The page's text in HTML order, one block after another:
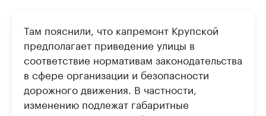
Там пояснили, что капремонт Крупской
предполагает приведение улицы в
соответствие нормативам законодательства
в сфере организации и безопасности
дорожного движения. В частности,
изменению подлежат габаритные